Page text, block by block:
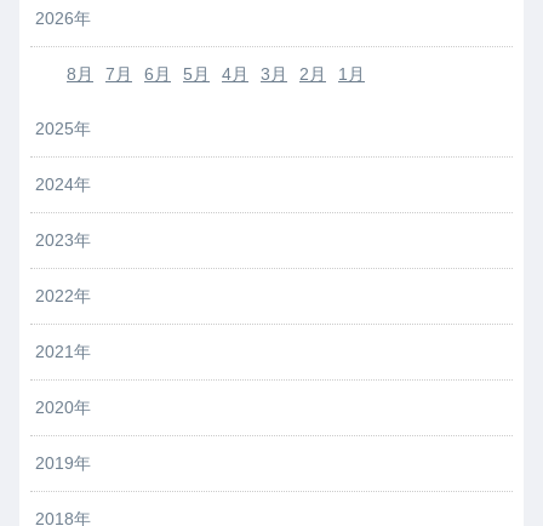
2026年
8月 7月 6月 5月 4月 3月 2月 1月
2025年
2024年
2023年
2022年
2021年
2020年
2019年
2018年